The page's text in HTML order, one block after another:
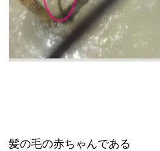
髪の毛の赤ちゃんである